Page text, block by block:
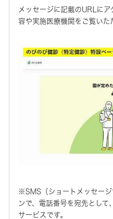
メッセージに記載のURLに
容や実施医療機関をご覧いた
※SMS（ショートメッセージ
ンで、電話番号を宛先とし
サービスです。